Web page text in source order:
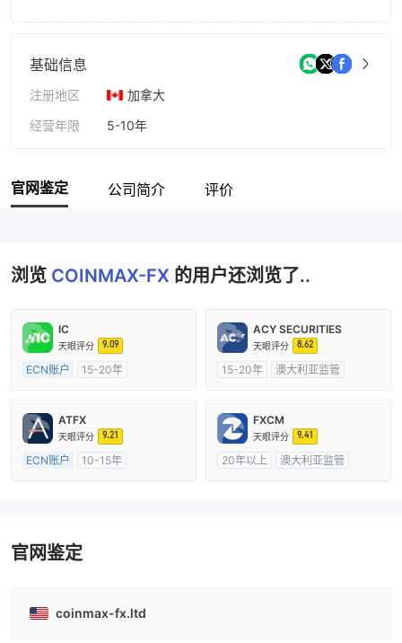
基础信息
注册地区
加拿大
经营年限
5-10年
官网鉴定 公司简介 评价
浏览 COINMAX-FX 的用户还浏览了..
IC
天眼评分 9.09
ECN账户
15-20年
主标MT4
ACY SECURITIES
天眼评分 8.62
15-20年
澳大利亚监管
ATFX
天眼评分 9.21
ECN账户
10-15年
FXCM
天眼评分 9.41
20年以上
澳大利亚监管
官网鉴定
coinmax-fx.ltd